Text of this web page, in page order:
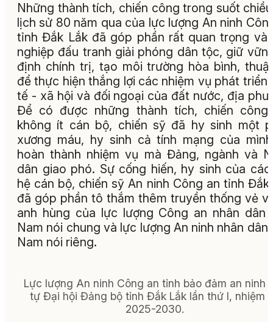
Những thành tích, chiến công trong suốt
lịch sử 80 năm qua của lực lượng An ninh
tỉnh Đắk Lắk đã góp phần rất quan trọng
nghiệp đấu tranh giải phóng dân tộc, giữ
định chính trị, tạo môi trường hòa bình,
để thực hiện thắng lợi các nhiệm vụ phát triển
tế - xã hội và đối ngoại của đất nước, địa
Để có được những thành tích, chiến công
không ít cán bộ, chiến sỹ đã hy sinh một
xương máu, hy sinh cả tính mạng của
hoàn thành nhiệm vụ mà Đảng, ngành và
dân giao phó. Sự cống hiến, hy sinh của
hệ cán bộ, chiến sỹ An ninh Công an tỉnh Đắk
đã góp phần tô thắm thêm truyền thống vẻ
anh hùng của lực lượng Công an nhân dân
Nam nói chung và lực lượng An ninh nhân dân
Nam nói riêng.
Lực lượng An ninh Công an tỉnh bảo đảm an ninh
tự Đại hội Đảng bộ tỉnh Đắk Lắk lần thứ I, nhiệm
2025-2030.